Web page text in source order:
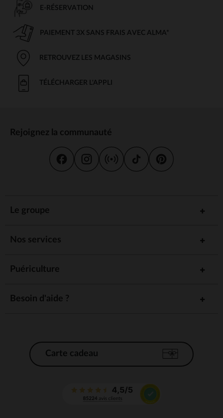
E-RÉSERVATION
PAIEMENT 3X SANS FRAIS AVEC ALMA*
RETROUVEZ LES MAGASINS
TÉLÉCHARGER L'APPLI
Rejoignez la communauté
Le groupe
Nos services
Puériculture
Besoin d'aide ?
Carte cadeau